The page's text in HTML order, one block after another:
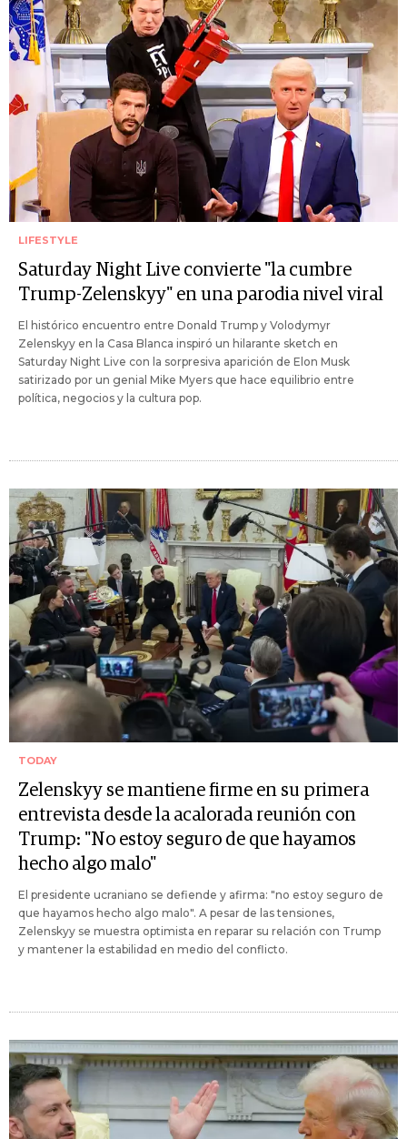
LIFESTYLE
Saturday Night Live convierte "la cumbre
Trump-Zelenskyy" en una parodia nivel viral
El histórico encuentro entre Donald Trump y Volodymyr
Zelenskyy en la Casa Blanca inspiró un hilarante sketch en
Saturday Night Live con la sorpresiva aparición de Elon Musk
satirizado por un genial Mike Myers que hace equilibrio entre
política, negocios y la cultura pop.
TODAY
Zelenskyy se mantiene firme en su primera
entrevista desde la acalorada reunión con
Trump: "No estoy seguro de que hayamos
hecho algo malo"
El presidente ucraniano se defiende y afirma: "no estoy seguro de
que hayamos hecho algo malo". A pesar de las tensiones,
Zelenskyy se muestra optimista en reparar su relación con Trump
y mantener la estabilidad en medio del conflicto.